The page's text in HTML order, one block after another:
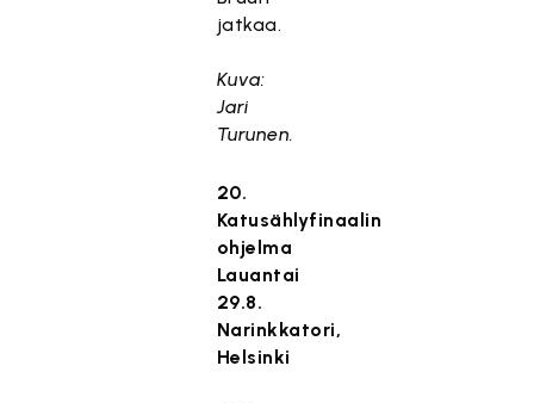
jatkaa.
Kuva:
Jari
Turunen.
20.
Katusählyfinaalin
ohjelma
Lauantai
29.8.
Narinkkatori,
Helsinki